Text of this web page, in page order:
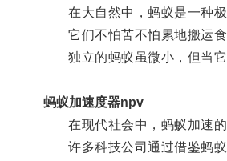
在大自然中，蚂蚁是一种极
它们不怕苦不怕累地搬运食
独立的蚂蚁虽微小，但当它
蚂蚁加速度器npv
在现代社会中，蚂蚁加速的
许多科技公司通过借鉴蚂蚁